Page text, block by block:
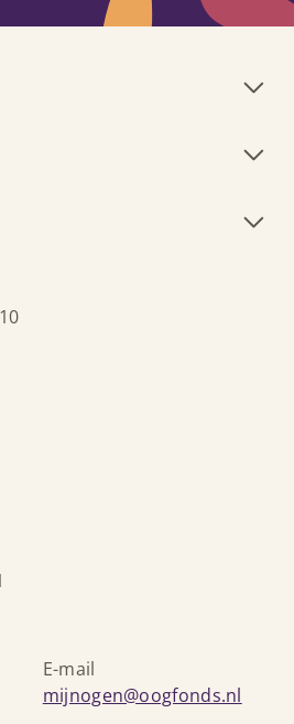
E-mail
Stuur
mijnogen@oogfonds.nl